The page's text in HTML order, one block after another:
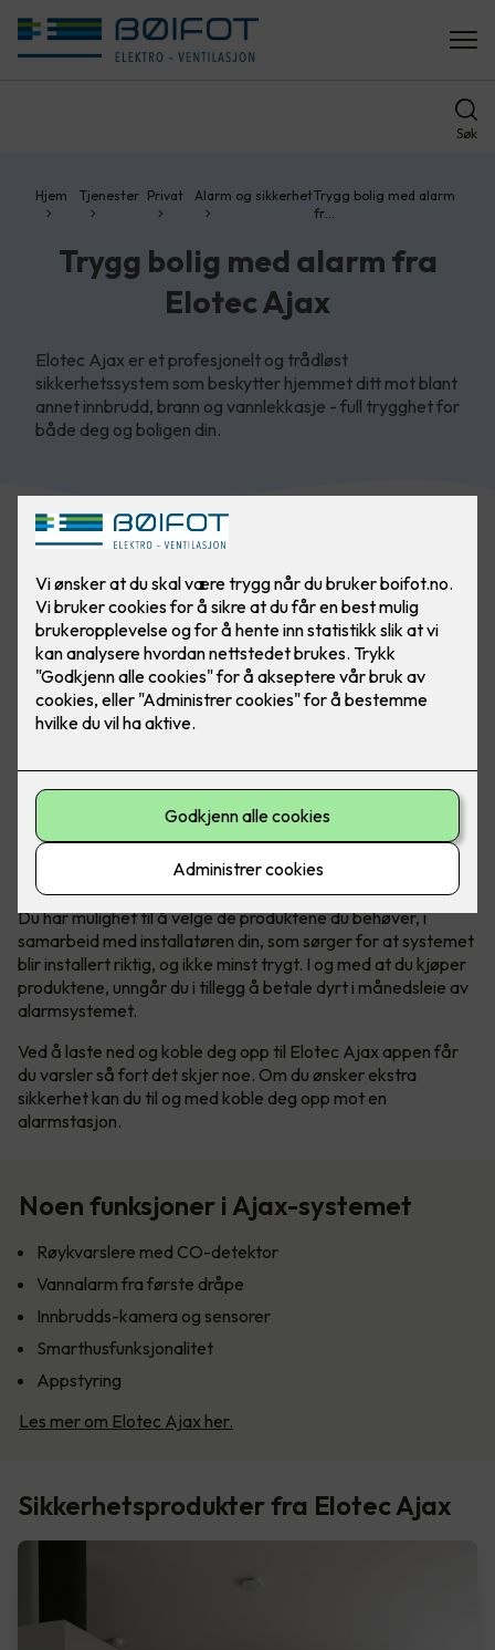
Søk
Hjem Tjenester Privat Alarm og sikkerhetTrygg bolig med alarm
fr…
Trygg bolig med alarm fra
Elotec Ajax
Elotec Ajax er et profesjonelt og trådløst
sikkerhetssystem som beskytter hjemmet ditt mot blant
annet innbrudd, brann og vannlekkasje - full trygghet for
både deg og boligen din.
Teknologi fra Elotec redder liv
Elotec Ajax er et profesjonelt og trådløst sikkerhetssystem
som beskytter hjemmet ditt mot blant annet innbrudd, brann
og vannlekkasje - full trygghet for både deg og boligen din.
Du har mulighet til å velge de produktene du behøver, i
samarbeid med installatøren din, som sørger for at systemet
blir installert riktig, og ikke minst trygt. I og med at du kjøper
produktene, unngår du i tillegg å betale dyrt i månedsleie av
alarmsystemet.
Ved å laste ned og koble deg opp til Elotec Ajax appen får
du varsler så fort det skjer noe. Om du ønsker ekstra
sikkerhet kan du til og med koble deg opp mot en
alarmstasjon.
Noen funksjoner i Ajax-systemet
Røykvarslere med CO-detektor
Vannalarm fra første dråpe
Innbrudds-kamera og sensorer
Smarthusfunksjonalitet
Appstyring
Les mer om Elotec Ajax her.
Sikkerhetsprodukter fra Elotec Ajax